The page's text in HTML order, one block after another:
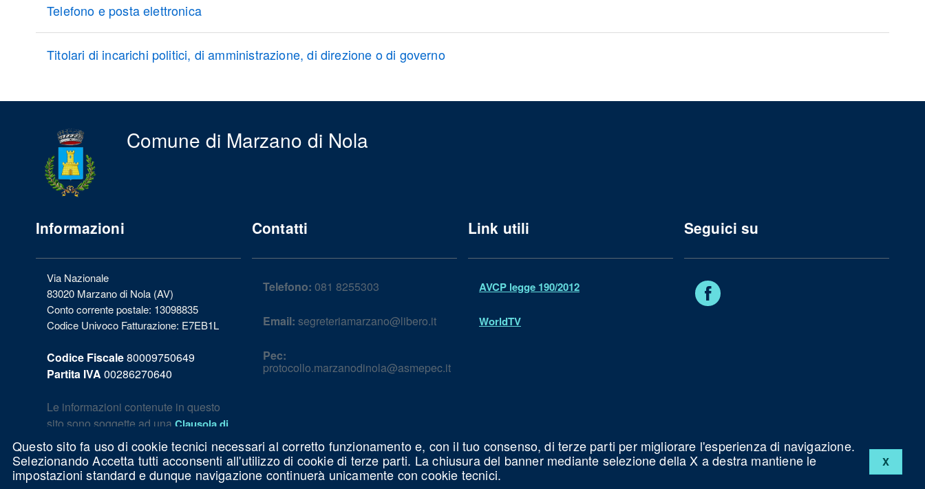
X
Questo sito fa uso di cookie tecnici necessari al corretto funzionamento e, con il tuo consenso, di terze parti per migliorare l'esperienza di navigazione.
Selezionando Accetta tutti acconsenti all'utilizzo di cookie di terze parti. La chiusura del banner mediante selezione della X a destra mantiene le
impostazioni standard e dunque navigazione continuerà unicamente con cookie tecnici.
Telefono e posta elettronica
Titolari di incarichi politici, di amministrazione, di direzione o di governo
Comune di Marzano di Nola
Informazioni
Via Nazionale
83020 Marzano di Nola (AV)
Conto corrente postale: 13098835
Codice Univoco Fatturazione: E7EB1L
Codice Fiscale80009750649
Partita IVA 00286270640
Le informazioni contenute in questo
sito sono soggette ad una Clausola di
esclusione della responsabilità .
Contatti
Telefono: 081 8255303
Email: segreteriamarzano@libero.it
Pec:
protocollo.marzanodinola@asmepec.it
Link utili
AVCP legge 190/2012
WorldTV
Seguici su